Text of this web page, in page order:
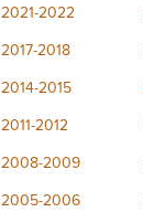
2021-2022
2017-2018
2014-2015
2011-2012
2008-2009
2005-2006